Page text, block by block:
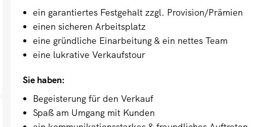
ein garantiertes Festgehalt zzgl. Provision/Prämien
einen sicheren Arbeitsplatz
eine gründliche Einarbeitung & ein nettes Team
eine lukrative Verkaufstour
Sie haben:
Begeisterung für den Verkauf
Spaß am Umgang mit Kunden